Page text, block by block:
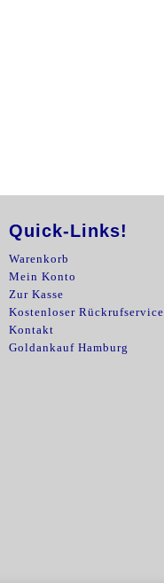
Quick-Links!
Warenkorb
Mein Konto
Zur Kasse
Kostenloser Rückrufservice
Kontakt
Goldankauf Hamburg